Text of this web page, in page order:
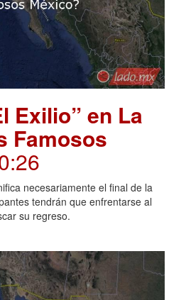
Exilio” en La
Famosos
necesariamente el final de la
tendrán que enfrentarse al
su regreso.